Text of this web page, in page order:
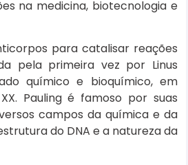
na medicina, biotecnologia e
para catalisar reações
pela primeira vez por Linus
químico e bioquímico, em
Pauling é famoso por suas
campos da química e da
do DNA e a natureza da